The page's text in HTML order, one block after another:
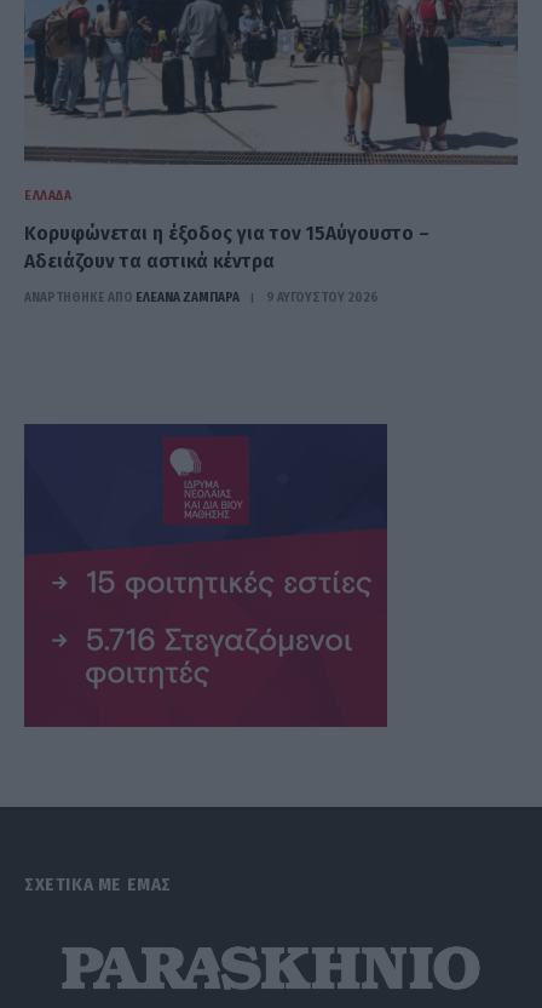
ΕΛΛΆΔΑ
Κορυφώνεται η έξοδος για τον 15Αύγουστο –
Αδειάζουν τα αστικά κέντρα
ΑΝΑΡΤΗΘΗΚΕ ΑΠΟ ΕΛΕΑΝΑ ΖΑΜΠΑΡΑ 9 ΑΥΓΟΎΣΤΟΥ 2026
ΣΧΕΤΙΚΑ ΜΕ ΕΜΑΣ